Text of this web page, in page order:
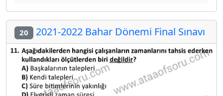
20 2021-2022 Bahar Dönemi Final Sınavı